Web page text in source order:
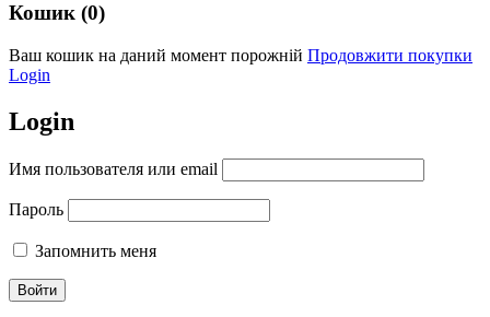
Кошик (0)
Ваш кошик на даний момент порожній Продовжити покупки
Login
Login
Имя пользователя или email
Пароль
Запомнить меня